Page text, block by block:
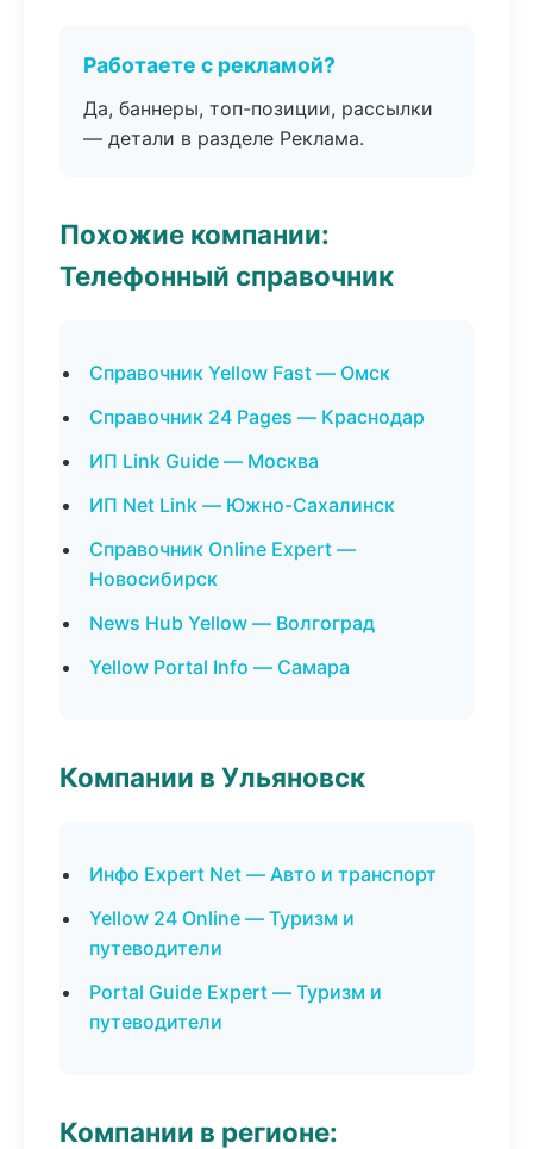
Работаете с рекламой?
Да, баннеры, топ-позиции, рассылки
— детали в разделе Реклама.
Похожие компании:
Телефонный справочник
Справочник Yellow Fast — Омск
Справочник 24 Pages — Краснодар
ИП Link Guide — Москва
ИП Net Link — Южно-Сахалинск
Справочник Online Expert —
Новосибирск
News Hub Yellow — Волгоград
Yellow Portal Info — Самара
Компании в Ульяновск
Инфо Expert Net — Авто и транспорт
Yellow 24 Online — Туризм и
путеводители
Portal Guide Expert — Туризм и
путеводители
Компании в регионе: